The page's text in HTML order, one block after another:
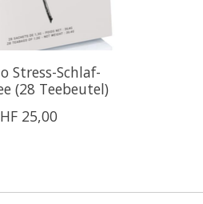
Stress-Schlaf-
(28 Teebeutel)
25,00